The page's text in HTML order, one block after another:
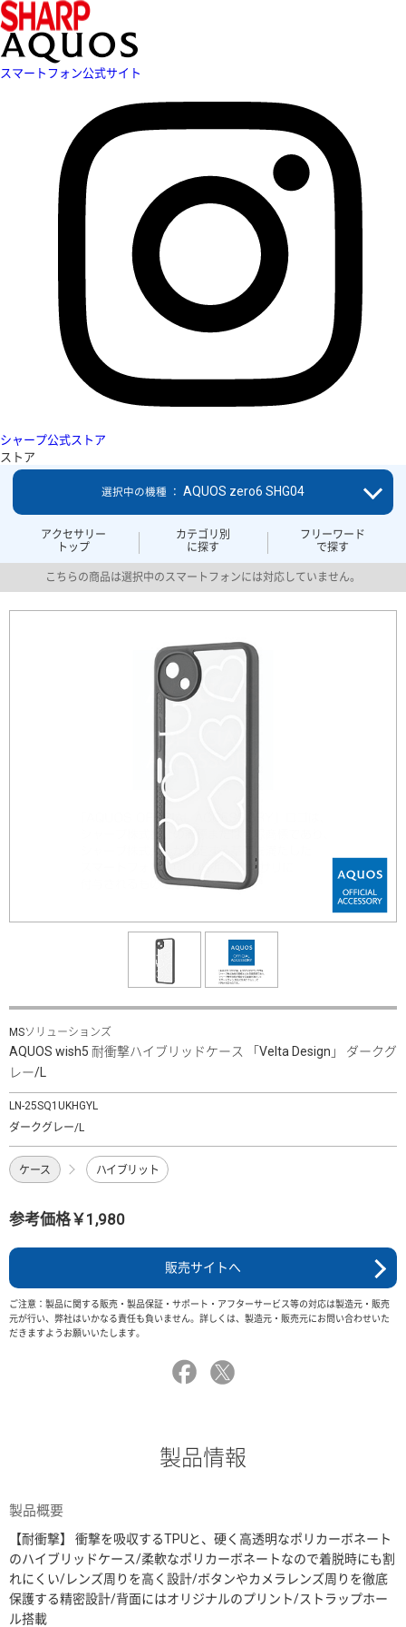
スマートフォン公式サイト
シャープ公式ストア
ストア
アクセサリー
トップ
カテゴリ別
に探す
フリーワード
で探す
選択中の機種 ： AQUOS zero6 SHG04
こちらの商品は選択中のスマートフォンには対応していません。
MSソリューションズ
AQUOS wish5 耐衝撃ハイブリッドケース 「Velta Design」 ダークグ
レー/L
LN-25SQ1UKHGYL
ダークグレー/L
ケース ハイブリット
参考価格￥1,980
販売サイトへ
ご注意：製品に関する販売・製品保証・サポート・アフターサービス等の対応は製造元・販売
元が行い、弊社はいかなる責任も負いません。詳しくは、製造元・販売元にお問い合わせいた
だきますようお願いいたします。
製品情報
製品概要
【耐衝撃】 衝撃を吸収するTPUと、硬く高透明なポリカーボネート
のハイブリッドケース/柔軟なポリカーボネートなので着脱時にも割
れにくい/レンズ周りを高く設計/ボタンやカメラレンズ周りを徹底
保護する精密設計/背面にはオリジナルのプリント/ストラップホー
ル搭載